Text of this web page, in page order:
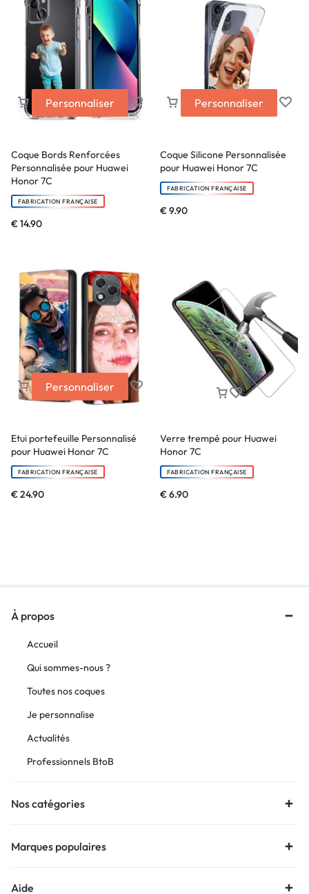
Personnaliser
Coque Bords Renforcées
Personnalisée pour Huawei
Honor 7C
FABRICATION FRANÇAISE
€14.90
Personnaliser
Coque Silicone Personnalisée
pour Huawei Honor 7C
FABRICATION FRANÇAISE
€9.90
Personnaliser
Etui portefeuille Personnalisé
pour Huawei Honor 7C
FABRICATION FRANÇAISE
€24.90
Verre trempé pour Huawei
Honor 7C
FABRICATION FRANÇAISE
€6.90
À propos
Accueil
Qui sommes-nous ?
Toutes nos coques
Je personnalise
Actualités
Professionnels BtoB
Nos catégories
Marques populaires
Aide